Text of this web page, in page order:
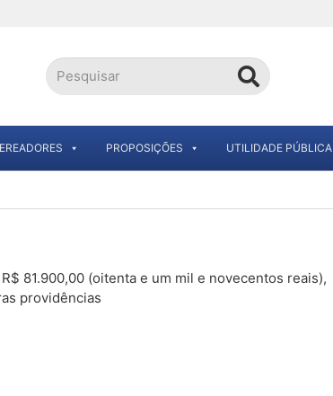
PROPOSIÇÕES UTILIDADE PÚBLICA
81.900,00 (oitenta e um mil e novecentos reais),
providências